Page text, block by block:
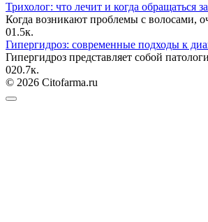
Трихолог: что лечит и когда обращаться
Когда возникают проблемы с волосами,
01.5к.
Гипергидроз: современные подходы к
Гипергидроз представляет собой
020.7к.
© 2026 Citofarma.ru